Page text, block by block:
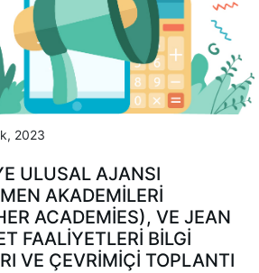
2023
ULUSAL AJANSI
AKADEMILERI
ACADEMIES), VE JEAN
FAALIYETLERI BILGI
VE ÇEVRIMIÇI TOPLANTI